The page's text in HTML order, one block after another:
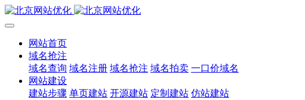
网站首页
域名抢注
域名查询 域名注册 域名抢注 域名拍卖 一口价域名
网站建设
建站步骤 单页建站 开源建站 定制建站 仿站建站